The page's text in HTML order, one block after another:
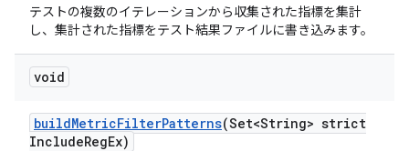
テストの複数のイテレーションから収集された指標を集計
し、集計された指標をテスト結果ファイルに書き込みます。
void
buildMetricFilterPatterns(Set<String> strict
IncludeRegEx)